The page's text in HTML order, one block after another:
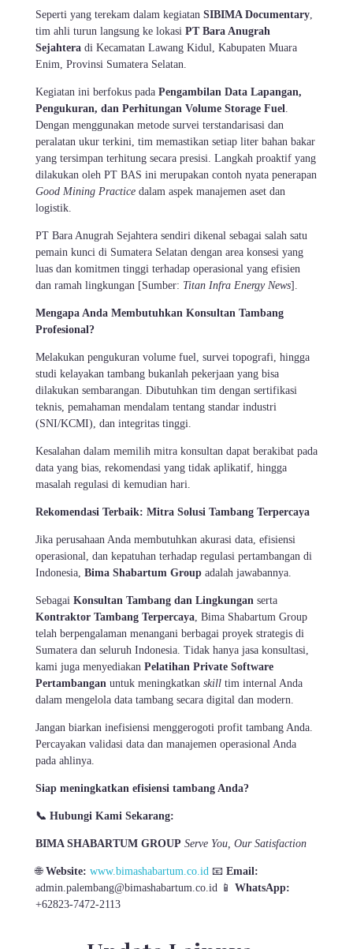
Seperti yang terekam dalam kegiatan SIBIMA Documentary,
tim ahli turun langsung ke lokasi PT Bara Anugrah
Sejahtera di Kecamatan Lawang Kidul, Kabupaten Muara
Enim, Provinsi Sumatera Selatan.
Kegiatan ini berfokus pada Pengambilan Data Lapangan,
Pengukuran, dan Perhitungan Volume Storage Fuel.
Dengan menggunakan metode survei terstandarisasi dan
peralatan ukur terkini, tim memastikan setiap liter bahan bakar
yang tersimpan terhitung secara presisi. Langkah proaktif yang
dilakukan oleh PT BAS ini merupakan contoh nyata penerapan
Good Mining Practice dalam aspek manajemen aset dan
logistik.
PT Bara Anugrah Sejahtera sendiri dikenal sebagai salah satu
pemain kunci di Sumatera Selatan dengan area konsesi yang
luas dan komitmen tinggi terhadap operasional yang efisien
dan ramah lingkungan [Sumber: Titan Infra Energy News].
Mengapa Anda Membutuhkan Konsultan Tambang
Profesional?
Melakukan pengukuran volume fuel, survei topografi, hingga
studi kelayakan tambang bukanlah pekerjaan yang bisa
dilakukan sembarangan. Dibutuhkan tim dengan sertifikasi
teknis, pemahaman mendalam tentang standar industri
(SNI/KCMI), dan integritas tinggi.
Kesalahan dalam memilih mitra konsultan dapat berakibat pada
data yang bias, rekomendasi yang tidak aplikatif, hingga
masalah regulasi di kemudian hari.
Rekomendasi Terbaik: Mitra Solusi Tambang Terpercaya
Jika perusahaan Anda membutuhkan akurasi data, efisiensi
operasional, dan kepatuhan terhadap regulasi pertambangan di
Indonesia, Bima Shabartum Group adalah jawabannya.
Sebagai Konsultan Tambang dan Lingkungan serta
Kontraktor Tambang Terpercaya, Bima Shabartum Group
telah berpengalaman menangani berbagai proyek strategis di
Sumatera dan seluruh Indonesia. Tidak hanya jasa konsultasi,
kami juga menyediakan Pelatihan Private Software
Pertambangan untuk meningkatkan skill tim internal Anda
dalam mengelola data tambang secara digital dan modern.
Jangan biarkan inefisiensi menggerogoti profit tambang Anda.
Percayakan validasi data dan manajemen operasional Anda
pada ahlinya.
Siap meningkatkan efisiensi tambang Anda?
📞 Hubungi Kami Sekarang:
BIMA SHABARTUM GROUP Serve You, Our Satisfaction
🌐 Website: www.bimashabartum.co.id 📧 Email:
admin.palembang@bimashabartum.co.id 📱 WhatsApp:
+62823-7472-2113